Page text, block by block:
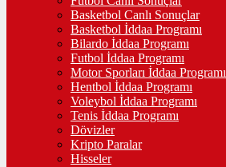
Basketbol Canlı Sonuçlar
Basketbol İddaa Programı
Bilardo İddaa Programı
Futbol İddaa Programı
Motor Sporları İddaa Programı
Hentbol İddaa Programı
Voleybol İddaa Programı
Tenis İddaa Programı
Dövizler
Kripto Paralar
Hisseler